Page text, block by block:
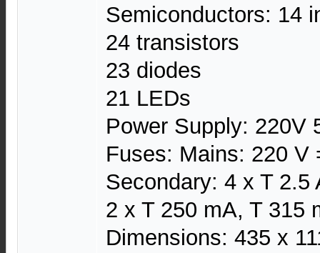
Semiconductors: 14
24 transistors
23 diodes
21 LEDs
Power Supply: 220V
Fuses: Mains: 220 V
Secondary: 4 x T 2.5
2 x T 250 mA, T 315
Dimensions: 435 x